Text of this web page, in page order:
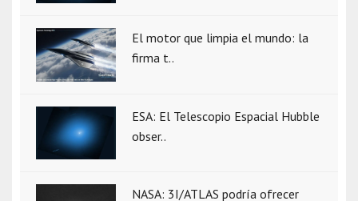
El motor que limpia el mundo: la
firma t..
ESA: El Telescopio Espacial Hubble
obser..
NASA: 3I/ATLAS podría ofrecer